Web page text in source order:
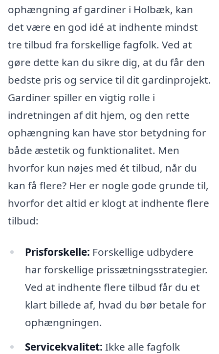
ophængning af gardiner i Holbæk, kan
det være en god idé at indhente mindst
tre tilbud fra forskellige fagfolk. Ved at
gøre dette kan du sikre dig, at du får den
bedste pris og service til dit gardinprojekt.
Gardiner spiller en vigtig rolle i
indretningen af dit hjem, og den rette
ophængning kan have stor betydning for
både æstetik og funktionalitet. Men
hvorfor kun nøjes med ét tilbud, når du
kan få flere? Her er nogle gode grunde til,
hvorfor det altid er klogt at indhente flere
tilbud:
Prisforskelle: Forskellige udbydere
har forskellige prissætningsstrategier.
Ved at indhente flere tilbud får du et
klart billede af, hvad du bør betale for
ophængningen.
Servicekvalitet: Ikke alle fagfolk